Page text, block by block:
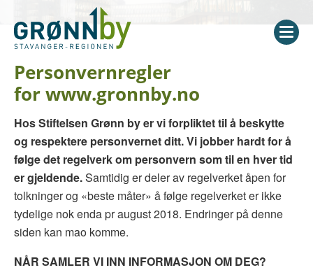
Personvernregler
for www.gronnby.no
Hos Stiftelsen Grønn by er vi forpliktet til å beskytte
og respektere personvernet ditt. Vi jobber hardt for å
følge det regelverk om personvern som til en hver tid
er gjeldende.Samtidig er deler av regelverket åpen for
tolkninger og «beste måter» å følge regelverket er ikke
tydelige nok enda pr august 2018. Endringer på denne
siden kan mao komme.
NÅR SAMLER VI INN INFORMASJON OM DEG?